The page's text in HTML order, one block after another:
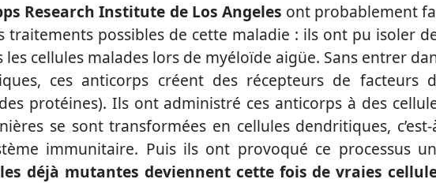
Research Institute de Los Angeles ont probablement
traitements possibles de cette maladie : ils ont pu isoler
cellules malades lors de myéloïde aigüe. Sans entrer
ces anticorps créent des récepteurs de facteurs
protéines). Ils ont administré ces anticorps à des
se sont transformées en cellules dendritiques, c’est-
immunitaire. Puis ils ont provoqué ce processus
déjà mutantes deviennent cette fois de vraies